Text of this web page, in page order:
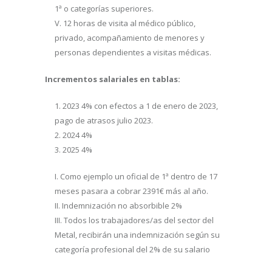
1ª o categorías superiores.
12 horas de visita al médico público,
privado, acompañamiento de menores y
personas dependientes a visitas médicas.
Incrementos salariales en tablas:
2023 4% con efectos a 1 de enero de 2023,
pago de atrasos julio 2023.
2024 4%
2025 4%
Como ejemplo un oficial de 1ª dentro de 17
meses pasara a cobrar 2391€ más al año.
Indemnización no absorbible 2%
Todos los trabajadores/as del sector del
Metal, recibirán una indemnización según su
categoría profesional del 2% de su salario